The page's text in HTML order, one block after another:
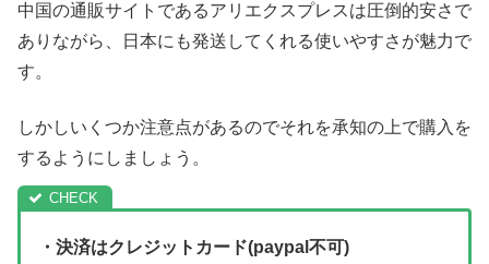
中国の通販サイトであるアリエクスプレスは圧倒的安さで
ありながら、日本にも発送してくれる使いやすさが魅力で
す。
しかしいくつか注意点があるのでそれを承知の上で購入を
するようにしましょう。
・決済はクレジットカード(paypal不可)